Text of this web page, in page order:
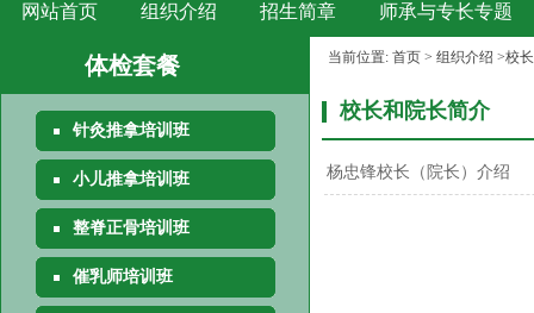
网站首页 组织介绍 招生简章 师承与专长专题
体检套餐
针灸推拿培训班
小儿推拿培训班
整脊正骨培训班
催乳师培训班
当前位置: 首页 > 组织介绍 >校
校长和院长简介
杨忠锋校长（院长）介绍